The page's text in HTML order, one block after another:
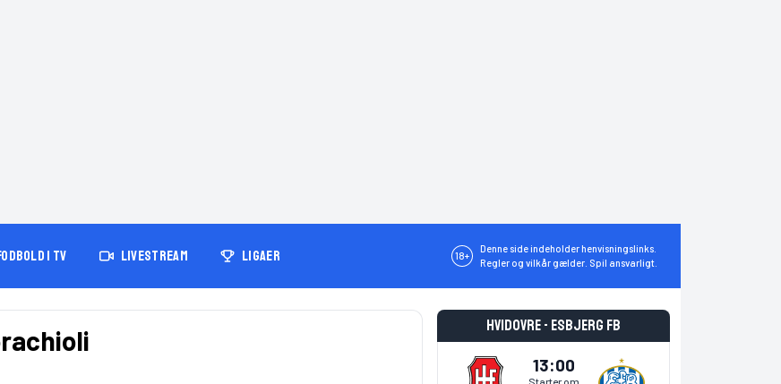
18+
Denne side indeholder henvisningslinks.
Regler og vilkår gælder. Spil ansvarligt.
I TV LIVESTREAM LIGAER
Hvidovre - Esbjerg fB
13:00
Starter om